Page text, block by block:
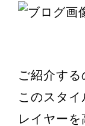
ご紹介する
このスタ
レイヤー